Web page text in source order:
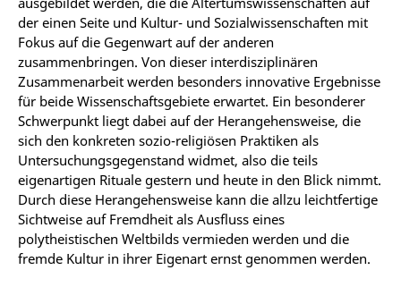
der einen Seite und Kultur- und Sozialwissenschaften mit
Fokus auf die Gegenwart auf der anderen
zusammenbringen. Von dieser interdisziplinären
Zusammenarbeit werden besonders innovative Ergebnisse
für beide Wissenschaftsgebiete erwartet. Ein besonderer
Schwerpunkt liegt dabei auf der Herangehensweise, die
sich den konkreten sozio-religiösen Praktiken als
Untersuchungsgegenstand widmet, also die teils
eigenartigen Rituale gestern und heute in den Blick nimmt.
Durch diese Herangehensweise kann die allzu leichtfertige
Sichtweise auf Fremdheit als Ausfluss eines
polytheistischen Weltbilds vermieden werden und die
fremde Kultur in ihrer Eigenart ernst genommen werden.